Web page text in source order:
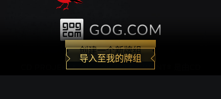
创建一个新牌组
导入至我的牌组
CD PROJEKT®, The Witcher®, GWENT® 是由CD